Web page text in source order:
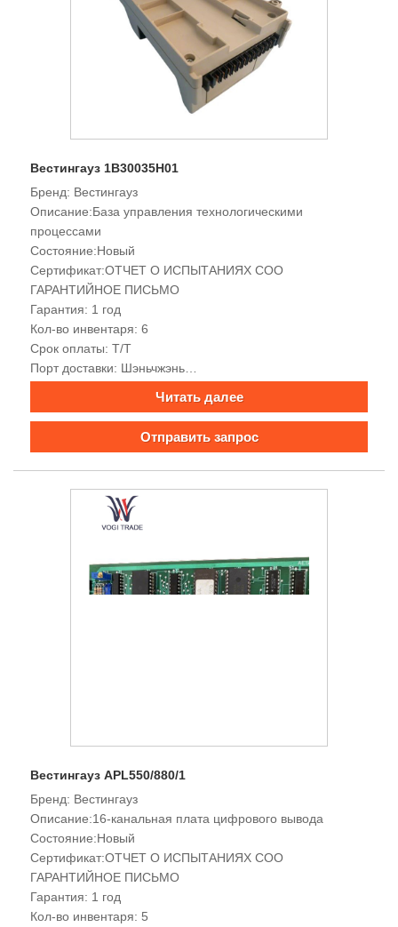
Вестингауз 1B30035H01
Бренд: Вестингауз
Описание:База управления технологическими
процессами
Состояние:Новый
Сертификат:ОТЧЕТ О ИСПЫТАНИЯХ COO
ГАРАНТИЙНОЕ ПИСЬМО
Гарантия: 1 год
Кол-во инвентаря: 6
Срок оплаты: Т/Т
Порт доставки: Шэньчжэнь
электрические характеристики, мощные возможности
интерфейсы связи, поддерживает несколько протоколов
и прост в установке.
Читать далее
Отправить запрос
Вестингауз APL550/880/1
Бренд: Вестингауз
Описание:16-канальная плата цифрового вывода
Состояние:Новый
Сертификат:ОТЧЕТ О ИСПЫТАНИЯХ COO
ГАРАНТИЙНОЕ ПИСЬМО
Гарантия: 1 год
Кол-во инвентаря: 5